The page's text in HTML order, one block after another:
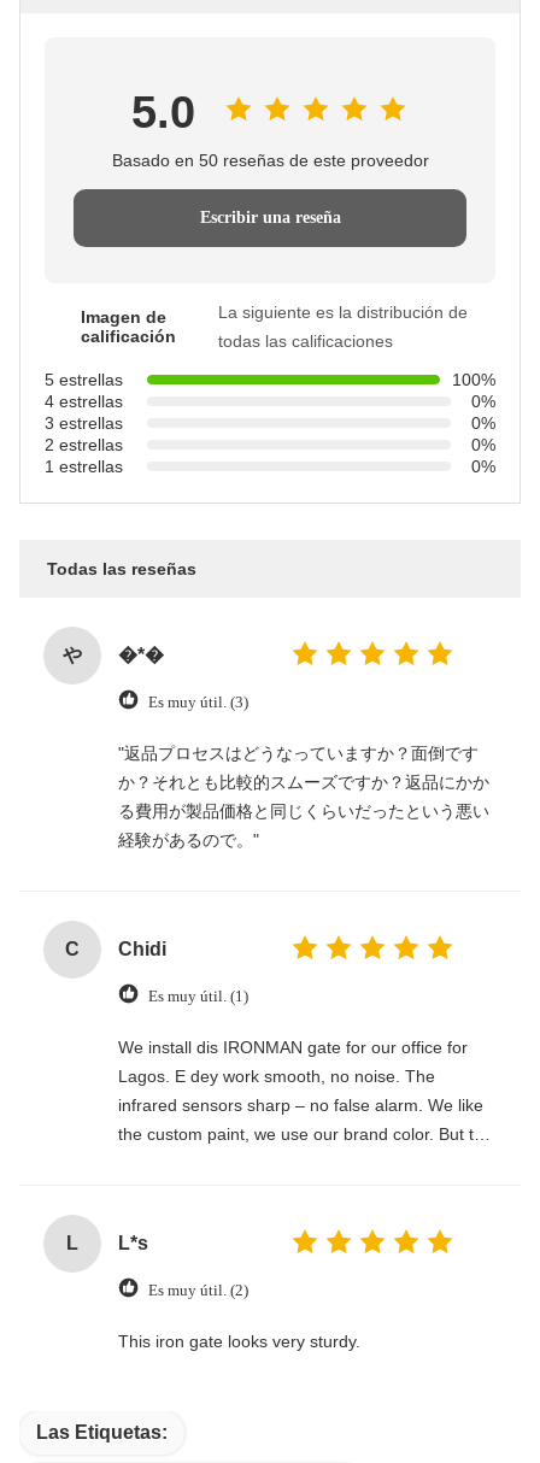
5.0
Basado en 50 reseñas de este proveedor
Escribir una reseña
Imagen de
calificación
La siguiente es la distribución de
todas las calificaciones
5 estrellas
100%
4 estrellas
0%
3 estrellas
0%
2 estrellas
0%
1 estrellas
0%
Todas las reseñas
や �*�
Es muy útil. (3)
"返品プロセスはどうなっていますか？面倒です
か？それとも比較的スムーズですか？返品にかか
る費用が製品価格と同じくらいだったという悪い
経験があるので。"
C Chidi
Es muy útil. (1)
We install dis IRONMAN gate for our office for
Lagos. E dey work smooth, no noise. The
infrared sensors sharp – no false alarm. We like
the custom paint, we use our brand color. But the
handle hot weather well (we get 40°C) and dust
no enter inside.We go order more for our other
L L*s
Es muy útil. (2)
This iron gate looks very sturdy.
Las Etiquetas: